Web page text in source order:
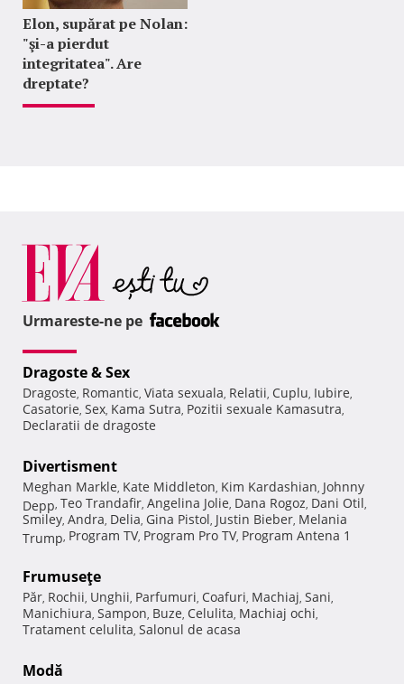
Elon, supărat pe Nolan:
"şi-a pierdut
integritatea". Are
dreptate?
Urmareste-ne pe
Dragoste & Sex
Dragoste, Romantic, Viata sexuala, Relatii, Cuplu, Iubire,
Casatorie, Sex, Kama Sutra, Pozitii sexuale Kamasutra,
Declaratii de dragoste
Divertisment
Meghan Markle, Kate Middleton, Kim Kardashian, Johnny
Depp, Teo Trandafir, Angelina Jolie, Dana Rogoz, Dani Otil,
Smiley, Andra, Delia, Gina Pistol, Justin Bieber, Melania
Trump, Program TV, Program Pro TV, Program Antena 1
Frumuseţe
Păr, Rochii, Unghii, Parfumuri, Coafuri, Machiaj, Sani,
Manichiura, Sampon, Buze, Celulita, Machiaj ochi,
Tratament celulita, Salonul de acasa
Modă